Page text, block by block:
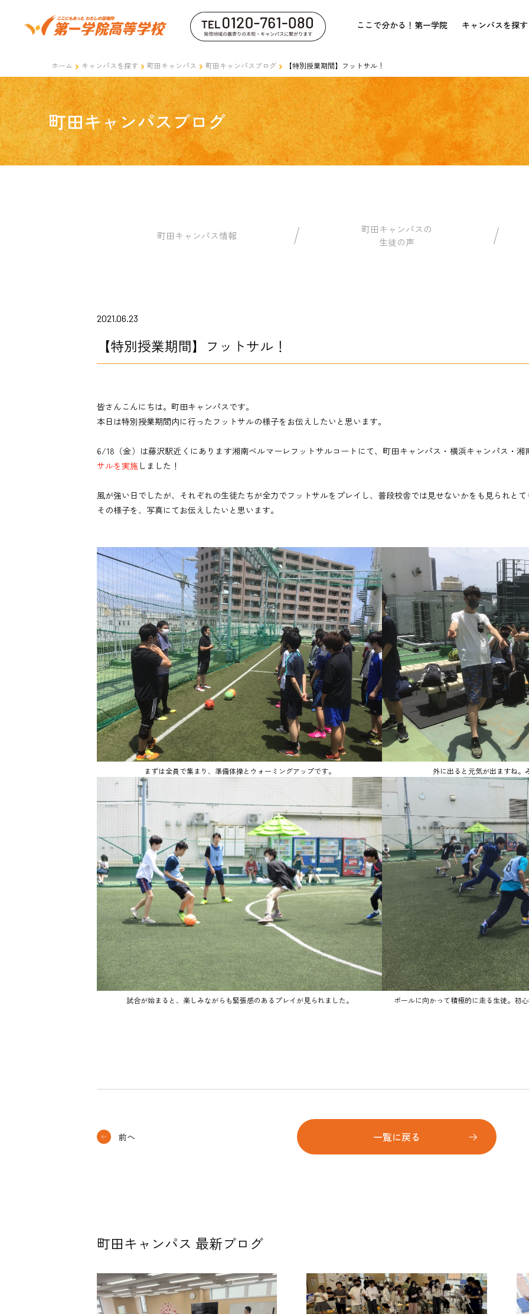
ここで分かる！第一学院 キャンパスを探す
ホーム キャンパスを探す 町田キャンパス 町田キャンパスブログ 【特別授業期間】フットサル！
町田キャンパスブログ
町田キャンパス情報
町田キャンパスの
生徒の声
2021.06.23
【特別授業期間】フットサル！
皆さんこんにちは。町田キャンパスです。
本日は特別授業期間内に行ったフットサルの様子をお伝えしたいと思います。
6/18（金）は藤沢駅近くにあります湘南ベルマーレフットサルコートにて、町田キャンパス・横浜キャンパス・湘
サルを実施 しました！
風が強い日でしたが、それぞれの生徒たちが全力でフットサルをプレイし、普段校舎では見せないかをも見られと
その様子を、写真にてお伝えしたいと思います。
まずは全員で集まり、準備体操とウォーミングアップです。 外に出ると元気が出ますね。
試合が始まると、楽しみながらも緊張感のあるプレイが見られました。 ボールに向かって積極的に走る生徒。初
前へ 一覧に戻る
町田キャンパス 最新ブログ